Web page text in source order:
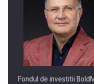
Fondul de investitii